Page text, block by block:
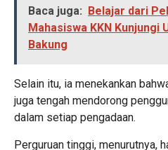
Baca juga: Belajar dari
Mahasiswa KKN Kunjungi
Bakung
Selain itu, ia menekankan
juga tengah mendorong
dalam setiap pengadaan.
Perguruan tinggi, menurutnya,